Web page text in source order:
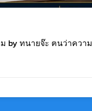
by ทนายจ๊ะ ฅนว่าความ